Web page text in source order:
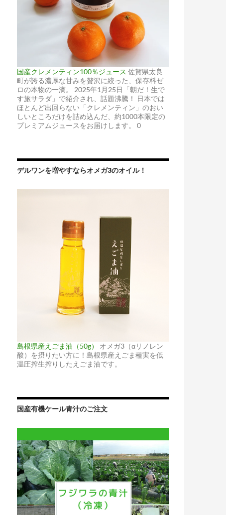
国産クレメンティン100％ジュース 佐賀県太良
町が誇る濃厚な甘みを贅沢に絞った、保存料ゼ
ロの本物の一滴。 2025年1月25日「朝だ！生で
す旅サラダ」で紹介され、話題沸騰！ 日本では
ほとんど出回らない「クレメンティン」のおい
しいところだけを詰め込んだ、約1000本限定の
プレミアムジュースをお届けします。 0
デルワンを増やすならオメガ3のオイル！
島根県産えごま油（50g）
オメガ3（αリノレン
酸）を摂りたい方に！島根県産えごま種実を低
温圧搾生搾りしたえごま油です。
国産有機ケール青汁のご注文